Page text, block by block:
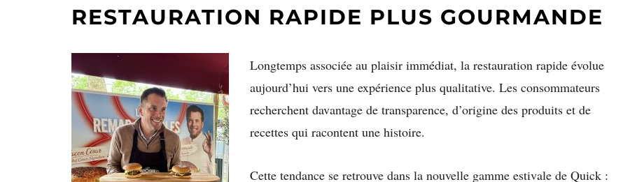
RESTAURATION RAPIDE PLUS GOURMANDE
Longtemps associée au plaisir immédiat, la restauration rapide évolue
aujourd’hui vers une expérience plus qualitative. Les consommateurs
recherchent davantage de transparence, d’origine des produits et de
recettes qui racontent une histoire.
Cette tendance se retrouve dans la nouvelle gamme estivale de Quick :